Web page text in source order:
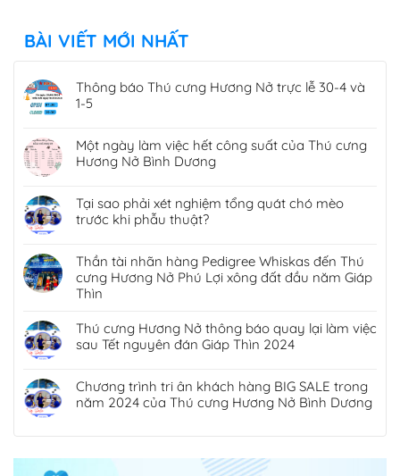
BÀI VIẾT MỚI NHẤT
Thông báo Thú cưng Hương Nở trực lễ 30-4 và
1-5
Một ngày làm việc hết công suất của Thú cưng
Hương Nở Bình Dương
Tại sao phải xét nghiệm tổng quát chó mèo
trước khi phẫu thuật?
Thần tài nhãn hàng Pedigree Whiskas đến Thú
cưng Hương Nở Phú Lợi xông đất đầu năm Giáp
Thìn
Thú cưng Hương Nở thông báo quay lại làm việc
sau Tết nguyên đán Giáp Thìn 2024
Chương trình tri ân khách hàng BIG SALE trong
năm 2024 của Thú cưng Hương Nở Bình Dương